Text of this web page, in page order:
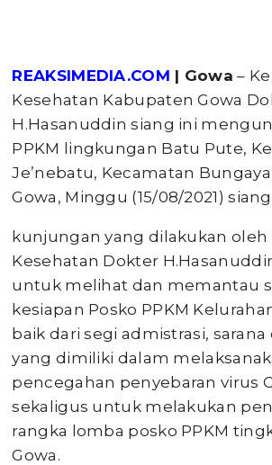
REAKSIMEDIA.COM | Gowa –
Kesehatan Kabupaten Gowa
H.Hasanuddin siang ini
PPKM lingkungan Batu Pute,
Je’nebatu, Kecamatan
Gowa, Minggu (15/08/2021)
kunjungan yang dilakukan oleh
Kesehatan Dokter
untuk melihat dan memantau
kesiapan Posko PPKM
baik dari segi admistrasi, sarana
yang dimiliki dalam
pencegahan penyebaran virus
sekaligus untuk melakukan
rangka lomba posko PPKM
Gowa.